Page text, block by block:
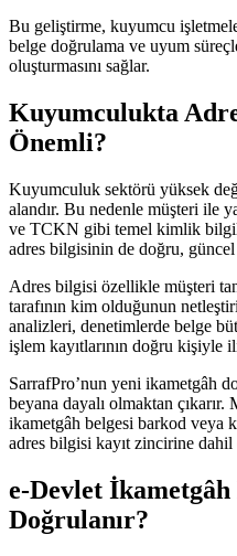
Bu geliştirme, kuyumcu
belge doğrulama ve uyum
oluşturmasını sağlar.
Kuyumculukta
Önemli?
Kuyumculuk sektörü yüksek
alandır. Bu nedenle müşteri ile
ve TCKN gibi temel kimlik
adres bilgisinin de doğru,
Adres bilgisi özellikle müşteri
tarafının kim olduğunun
analizleri, denetimlerde belge
işlem kayıtlarının doğru kişiyle
SarrafPro’nun yeni ikametgâh
beyana dayalı olmaktan
ikametgâh belgesi barkod veya
adres bilgisi kayıt zincirine dahil
e-Devlet İkametgâh
Doğrulanır?